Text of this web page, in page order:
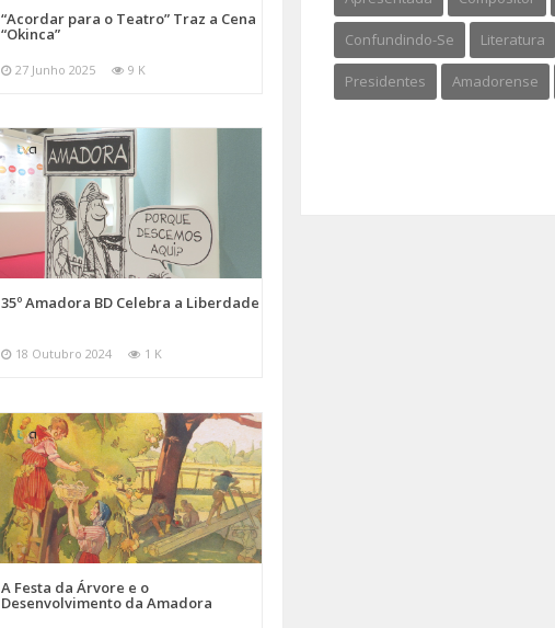
“Acordar para o Teatro” Traz a Cena
“Okinca”
27 Junho 2025 9 K
35º Amadora BD Celebra a Liberdade
18 Outubro 2024 1 K
A Festa da Árvore e o
Desenvolvimento da Amadora
Confundindo-Se Literatura
Presidentes Amadorense